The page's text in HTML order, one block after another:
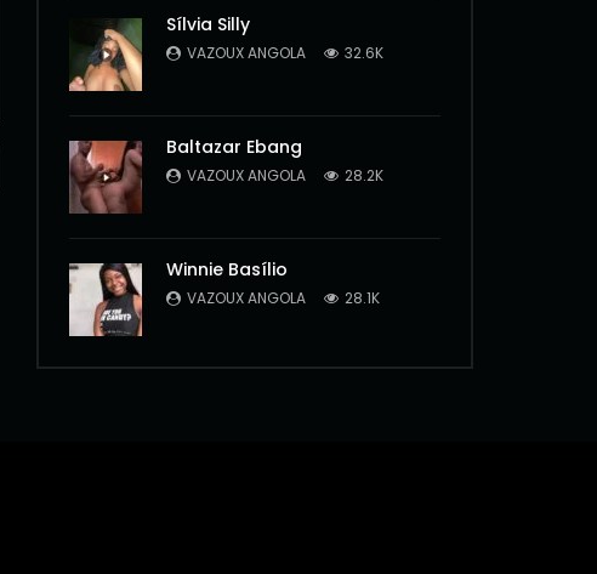
Sílvia Silly
VAZOUX ANGOLA 32.6K
Baltazar Ebang
VAZOUX ANGOLA 28.2K
Winnie Basílio
VAZOUX ANGOLA 28.1K